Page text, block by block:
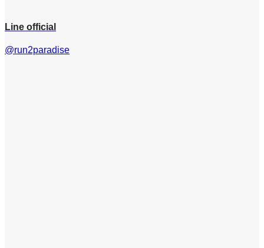
Line official
@run2paradise